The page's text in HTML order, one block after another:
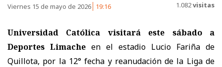
Viernes 15 de mayo de 2026 19:16 1.082visitas
Universidad Católica visitará este sábado a
Deportes Limache en el estadio Lucio Fariña de
Quillota, por la 12° fecha y reanudación de la Liga de